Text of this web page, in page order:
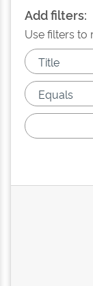
Add filters:
Use filters to